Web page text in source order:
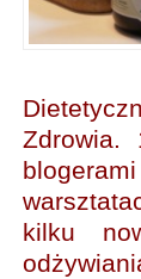
Zdrowia.
kilku